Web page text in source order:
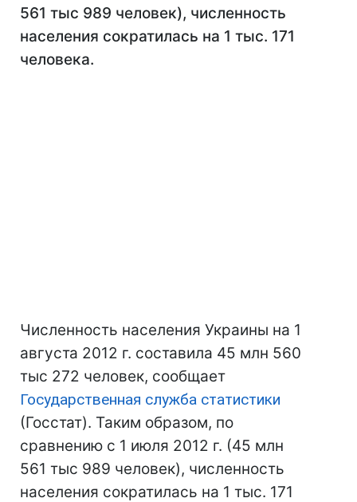
561 тыс 989 человек), численность
населения сократилась на 1 тыс. 171
человека.
Численность населения Украины на 1
августа 2012 г. составила 45 млн 560
тыс 272 человек, сообщает
Государственная служба статистики
(Госстат). Таким образом, по
сравнению с 1 июля 2012 г. (45 млн
561 тыс 989 человек), численность
населения сократилась на 1 тыс. 171